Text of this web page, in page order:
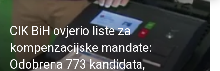
CIK BiH ovjerio liste za
kompenzacijske mandate:
Odobrena 773 kandidata,